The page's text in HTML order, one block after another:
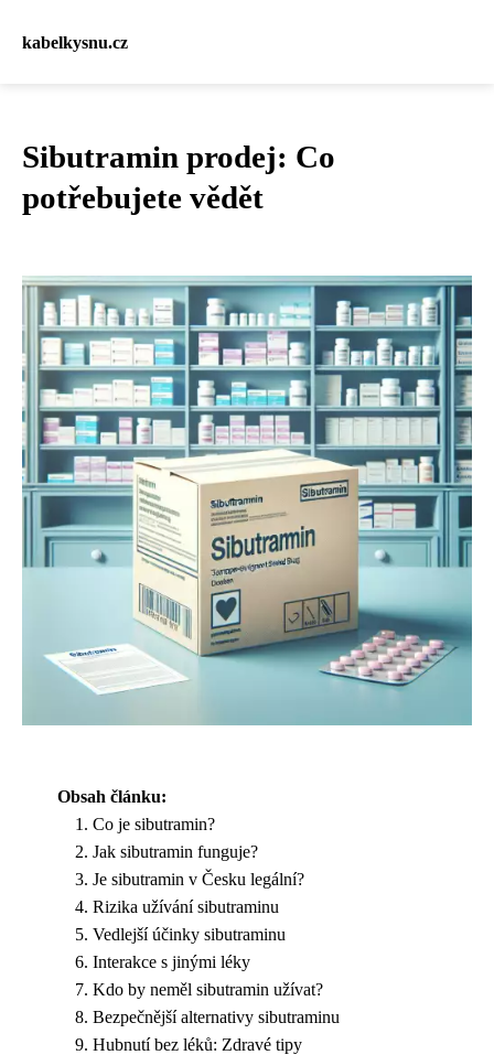
kabelkysnu.cz
Sibutramin prodej: Co
potřebujete vědět
Obsah článku:
Co je sibutramin?
Jak sibutramin funguje?
Je sibutramin v Česku legální?
Rizika užívání sibutraminu
Vedlejší účinky sibutraminu
Interakce s jinými léky
Kdo by neměl sibutramin užívat?
Bezpečnější alternativy sibutraminu
Hubnutí bez léků: Zdravé tipy